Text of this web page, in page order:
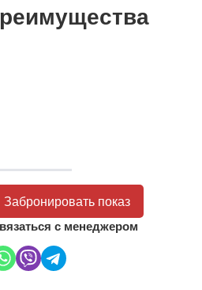
Забронировать показ
с менеджером